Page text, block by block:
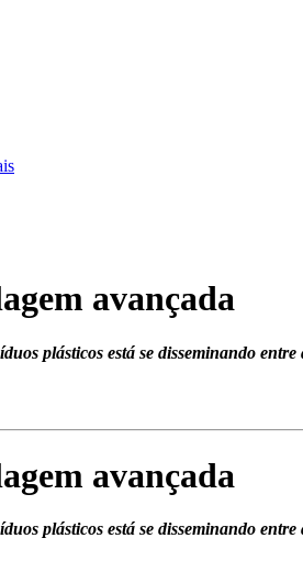
avançada
plásticos está se disseminando
avançada
plásticos está se disseminando